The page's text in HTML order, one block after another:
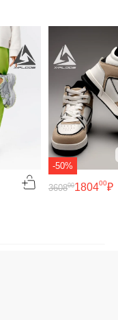
-50%
180400₽
360800